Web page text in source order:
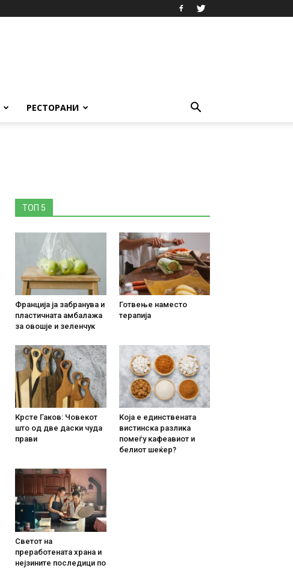
РЕСТОРАНИ
ТОП 5
Франција ја забранува и
пластичната амбалажа
за овошје и зеленчук
Готвење наместо
терапија
Крсте Гаков: Човекот
што од две даски чуда
прави
Која е единствената
вистинска разлика
помеѓу кафеавиот и
белиот шеќер?
Светот на
преработената храна и
нејзините последици по